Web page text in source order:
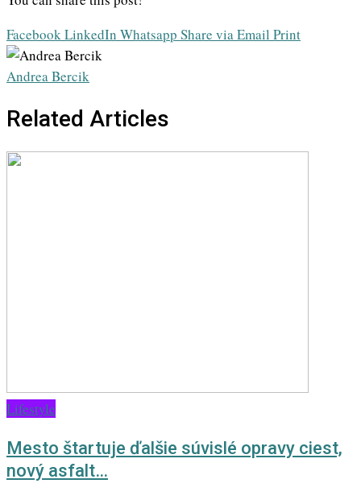
Facebook LinkedIn Whatsapp Share via Email Print
Andrea Bercik
Related Articles
Lifestyle
Mesto štartuje ďalšie súvislé opravy ciest,
nový asfalt…